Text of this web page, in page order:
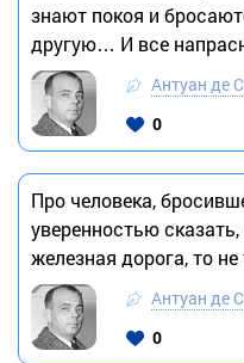
знают покоя и
другую… И все
Антуан де
0
Про человека,
уверенностью
железная дорога, то
Антуан де
0